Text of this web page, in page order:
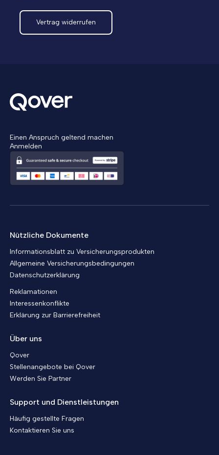
Vertrag widerrufen
Einen Anspruch geltend machen
Anmelden
Nützliche Dokumente
Informationsblatt zu Versicherungsprodukten
Allgemeine Versicherungsbedingungen
Datenschutzerklärung
Reklamationen
Interessenkonflikte
Erklärung zur Barrierefreiheit
Über uns
Qover
Stellenangebote bei Qover
Werden Sie Partner
Support und Dienstleistungen
Häufig gestellte Fragen
Kontaktieren Sie uns